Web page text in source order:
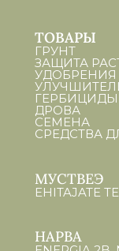
ТОВАРЫ
ГРУНТ
ЗАЩИТА
УДОБРЕНИЯ
ГЕРБИЦИДЫ
ДРОВА
СЕМЕНА
СРЕДСТВА
МУСТВЕЭ
EHITAJATE
НАРВА